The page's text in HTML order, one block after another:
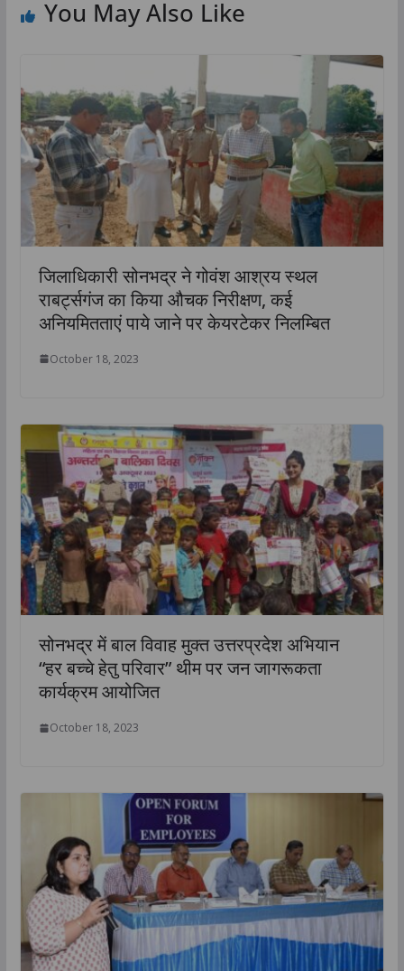
You May Also Like
जिलाधिकारी सोनभद्र ने गोवंश आश्रय स्थल
राबर्ट्सगंज का किया औचक निरीक्षण, कई
अनियमितताएं पाये जाने पर केयरटेकर निलम्बित
October 18, 2023
सोनभद्र में बाल विवाह मुक्त उत्तरप्रदेश अभियान
“हर बच्चे हेतु परिवार” थीम पर जन जागरूकता
कार्यक्रम आयोजित
October 18, 2023